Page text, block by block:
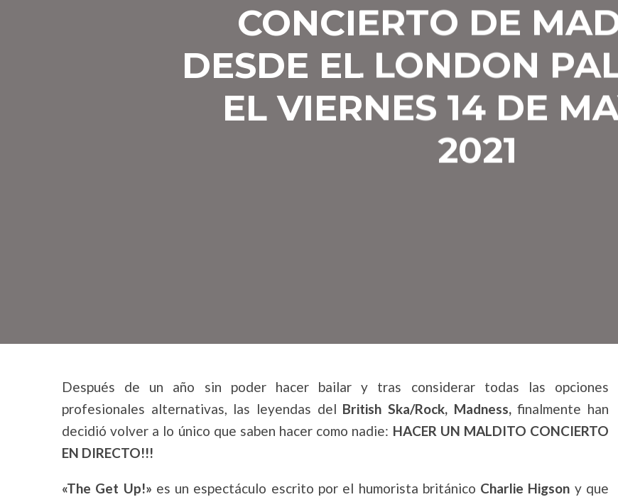
CONCIERTO DE
DESDE EL LONDON
EL VIERNES 14 DE
2021
Después de un año sin poder hacer bailar y tras considerar todas las opciones
profesionales alternativas, las leyendas del British Ska/Rock, Madness,finalmente han
decidió volver a lo único que saben hacer como nadie: HACER UN MALDITO CONCIERTO
EN DIRECTO!!!
«The Get Up!» es un espectáculo escrito por el humorista británico Charlie Higson y que